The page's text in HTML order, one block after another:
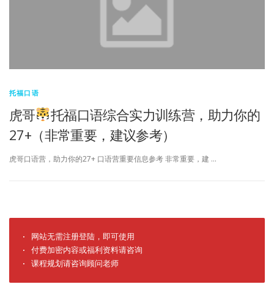
托福口语
虎哥
托福口语综合实力训练营，助力你的
27+（非常重要，建议参考）
虎哥口语营，助力你的27+ 口语营重要信息参考 非常重要，建 …
· 网站无需注册登陆，即可使用
· 付费加密内容或福利资料请咨询
· 课程规划请咨询顾问老师